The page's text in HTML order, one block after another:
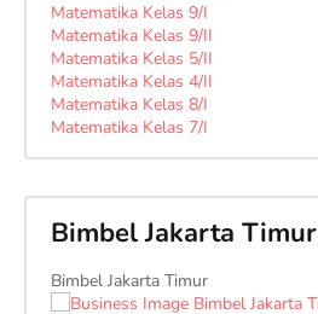
Matematika Kelas 9/I
Matematika Kelas 9/II
Matematika Kelas 5/II
Matematika Kelas 4/II
Matematika Kelas 8/I
Matematika Kelas 7/I
Bimbel Jakarta Timur
Bimbel Jakarta Timur